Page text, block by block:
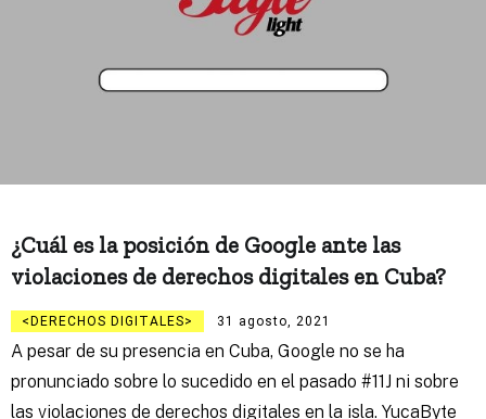
¿Cuál es la posición de Google ante las
violaciones de derechos digitales en Cuba?
DERECHOS DIGITALES 31 agosto, 2021
A pesar de su presencia en Cuba, Google no se ha
pronunciado sobre lo sucedido en el pasado #11J ni sobre
las violaciones de derechos digitales en la isla. YucaByte